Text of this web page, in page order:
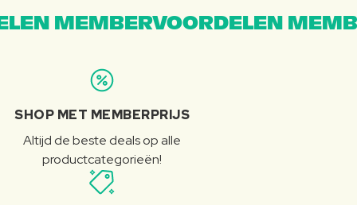
MEMBERVOORDELEN
SHOP MET MEMBERPRIJS
Altijd de beste deals op alle
productcategorieën!